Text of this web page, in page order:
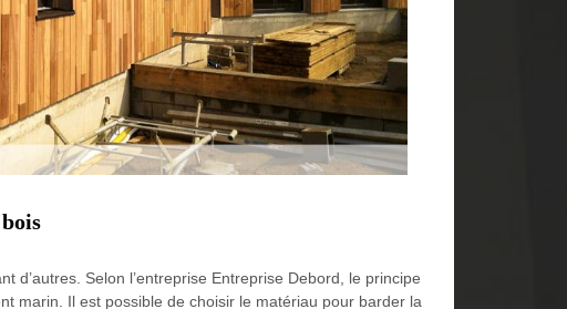
d’autres. Selon l’entreprise Entreprise Debord, le principe
marin. Il est possible de choisir le matériau pour barder la